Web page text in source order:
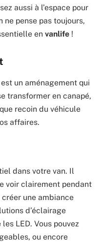
aussi à l’espace pour
ne pense pas toujours,
en vanlife !
est un aménagement qui
transformer en canapé,
recoin du véhicule
affaires.
dans votre van. Il
voir clairement pendant
une ambiance
d’éclairage
LED. Vous pouvez
ou encore